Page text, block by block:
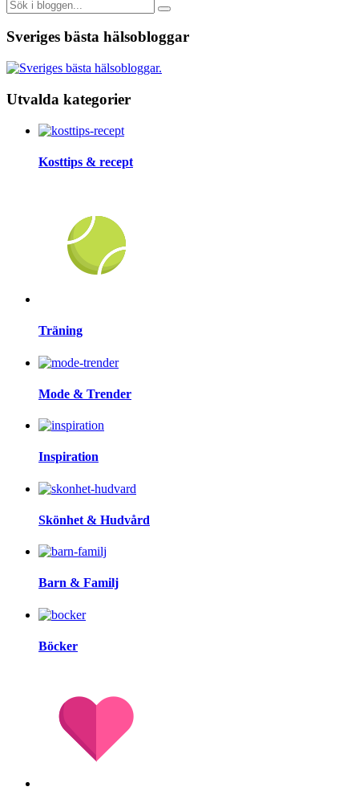
Sveriges bästa hälsobloggar
Utvalda kategorier
Kosttips & recept
Träning
Mode & Trender
Inspiration
Skönhet & Hudvård
Barn & Familj
Böcker